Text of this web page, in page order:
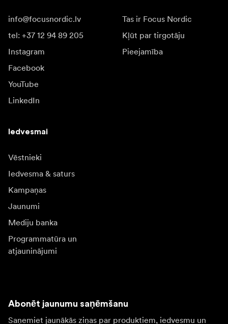
info@focusnordic.lv
tel: +37 12 94 89 205
Instagram
Facebook
YouTube
LinkedIn
Tas ir Focus Nordic
Kļūt par tirgotāju
Pieejamība
Iedvesmai
Vēstnieki
Iedvesma & saturs
Kampaņas
Jaunumi
Mediju banka
Programmatūra un
atjauninājumi
Abonēt jaunumu saņēmšanu
Saņemiet jaunākās ziņas par produktiem, iedvesmu un